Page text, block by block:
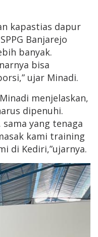
kapastias dapur
Banjarejo
banyak.
bisa
ujar Minadi.
menjelaskan,
dipenuhi.
yang tenaga
kami training
di Kediri,”ujarnya.